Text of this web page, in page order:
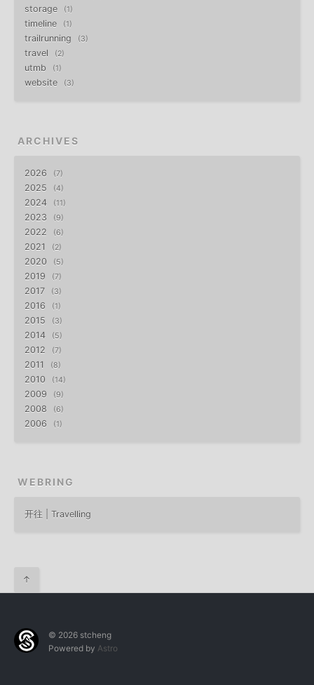
storage 1
timeline 1
trailrunning 3
travel 2
utmb 1
website 3
ARCHIVES
2026 7
2025 4
2024 11
2023 9
2022 6
2021 2
2020 5
2019 7
2017 3
2016 1
2015 3
2014 5
2012 7
2011 8
2010 14
2009 9
2008 6
2006 1
WEBRING
开往 | Travelling
↑
© 2026 stcheng
Powered by Astro